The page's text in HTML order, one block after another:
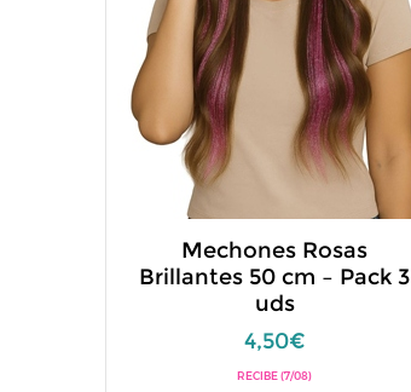
Mechones Rosas
Brillantes 50 cm – Pack 3
uds
4,50€
RECIBE (7/08)